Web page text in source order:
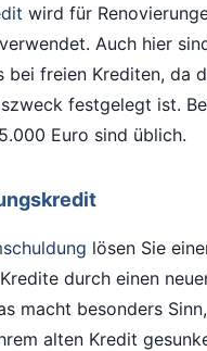
wird für
Auch hier
bei freien Krediten, da
festgelegt ist.
Euro sind üblich.
lösen Sie
durch einen
macht besonders
alten Kredit